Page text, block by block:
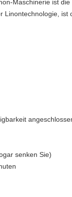
Maschinerie ist
ist
senken Sie)